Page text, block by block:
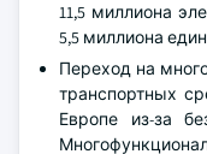
11,5 миллиона
5,5 миллиона
Переход на
транспортных
Европе из-за